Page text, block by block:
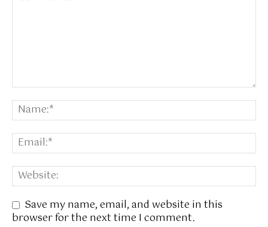
Save my name, email, and website in this
browser for the next time I comment.